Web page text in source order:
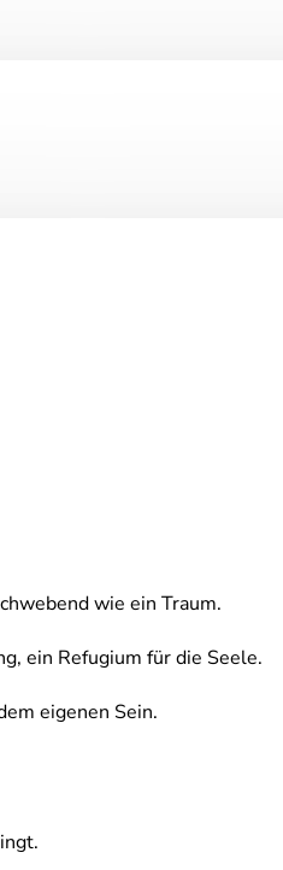
wie ein Traum.
ein Refugium für die Seele.
eigenen Sein.